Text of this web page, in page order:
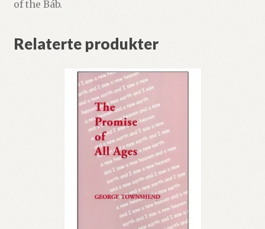
of the Báb.
Relaterte produkter